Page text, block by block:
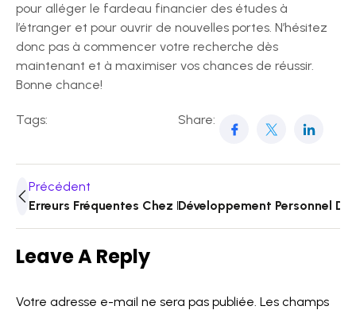
pour alléger le fardeau financier des études à
l’étranger et pour ouvrir de nouvelles portes. N’hésitez
donc pas à commencer votre recherche dès
maintenant et à maximiser vos chances de réussir.
Bonne chance!
Tags: Share:
Précédent
Erreurs Fréquentes Chez Les ÉtudiantsDéveloppement Personnel
Leave A Reply
Votre adresse e-mail ne sera pas publiée. Les champs